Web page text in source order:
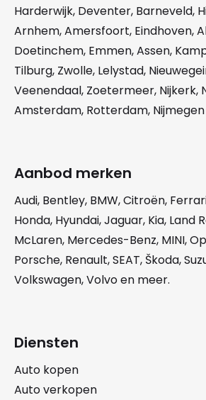
Harderwijk, Deventer, Barneveld,
Arnhem,Amersfoort, Eindhoven,
Doetinchem, Emmen,Assen,
Tilburg, Zwolle, Lelystad,
Veenendaal, Zoetermeer, Nijkerk,
Amsterdam, Rotterdam, Nijmegen
Aanbod merken
Audi, Bentley, BMW,Citroën,
Honda, Hyundai,Jaguar, Kia, Land
McLaren, Mercedes-Benz, MINI,
Porsche, Renault,SEAT, Škoda,
Volkswagen,Volvoen meer.
Diensten
Auto kopen
Auto verkopen